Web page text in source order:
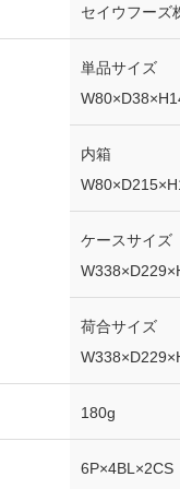
セイウフーズ
単品サイズ
内箱
ケースサイズ
荷合サイズ
180g
6P×4BL×2CS